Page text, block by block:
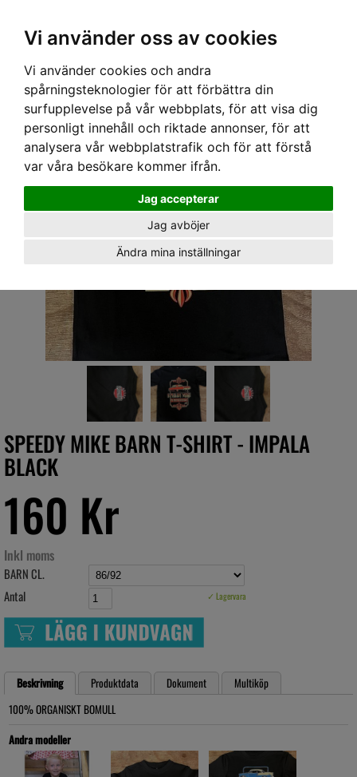
Vi använder oss av cookies
Vi använder cookies och andra
spårningsteknologier för att förbättra din
surfupplevelse på vår webbplats, för att visa dig
personligt innehåll och riktade annonser, för att
analysera vår webbplatstrafik och för att förstå
var våra besökare kommer ifrån.
Jag accepterar
Jag avböjer
Ändra mina inställningar
Hem› BARN›T-SHIRT & TOPPAR› SPEEDY MIKE BARN T-SHIRT - IMPALA BLACK
SPEEDY MIKE BARN T-SHIRT - IMPALA
BLACK
160 Kr
Inkl moms
BARN CL.
Antal
✓ Lagervara
Beskrivning Produktdata Dokument
Multiköp
100% ORGANISKT BOMULL
Andra modeller